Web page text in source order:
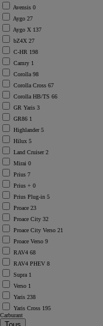
À partir de
ou financement à partir de
Avensis 0
Aygo 27
Aygo X 137
bZ4X 27
C-HR 198
Camry 1
Corolla 98
Corolla Cross 67
Corolla HB/TS 66
GR Yaris 3
GR86 1
Highlander5
Hilux 5
Land Cruiser2
Mirai 0
Prius 7
Prius + 0
Prius Plug-in 5
Proace 23
Proace City 32
Proace City Verso 21
Proace Verso 9
RAV4 68
RAV4 PHEV 8
Supra 1
Verso 1
Yaris 238
Yaris Cross 195
Carburant